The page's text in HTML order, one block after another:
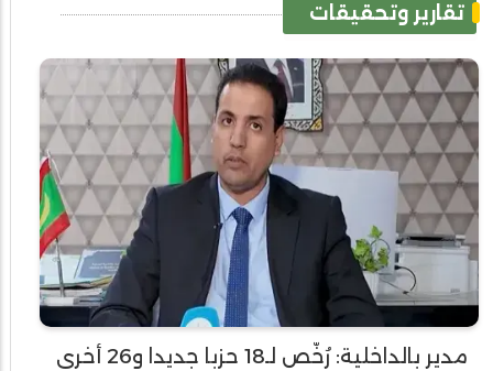
تقارير وتحقيقات
مدير بالداخلية: رُخّص لـ18 حزبا جديدا و26 أخرى